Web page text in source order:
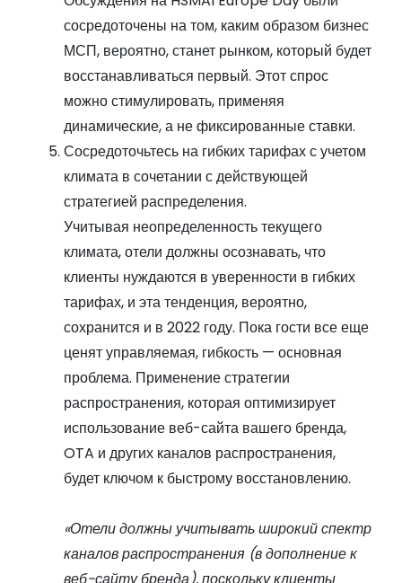
сосредоточены на том, каким образом бизнес
МСП, вероятно, станет рынком, который будет
восстанавливаться первый. Этот спрос
можно стимулировать, применяя
динамические, а не фиксированные ставки.
Сосредоточьтесь на гибких тарифах с учетом
климата в сочетании с действующей
стратегией распределения.
Учитывая неопределенность текущего
климата, отели должны осознавать, что
клиенты нуждаются в уверенности в гибких
тарифах, и эта тенденция, вероятно,
сохранится и в 2022 году. Пока гости все еще
ценят управляемая, гибкость — основная
проблема. Применение стратегии
распространения, которая оптимизирует
использование веб-сайта вашего бренда,
OTA и других каналов распространения,
будет ключом к быстрому восстановлению.
«Отели должны учитывать широкий спектр
каналов распространения (в дополнение к